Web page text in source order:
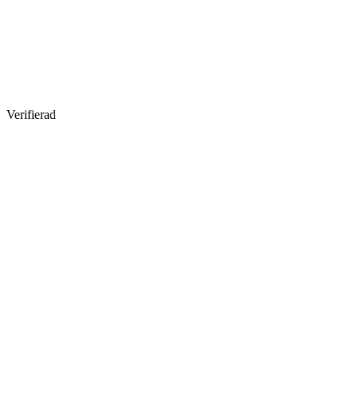
Verifierad